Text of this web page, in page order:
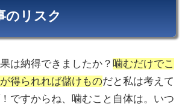
のリスク
は納得できましたか？ 噛むだけでこ
得られれば儲けものだと私は考えて
ですからね、噛むこと自体は。いつ